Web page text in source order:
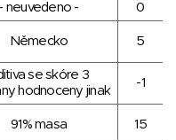
- neuvedeno -
0
Německo 5
se skóre 3
hodnoceny jinak
-1
91% masa 15